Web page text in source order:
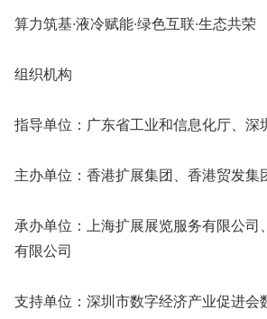
算力筑基·液冷赋能·绿色互联·生态共荣
组织机构
指导单位：广东省工业和信息化厅、深
主办单位：香港扩展集团、香港贸发集
承办单位：上海扩展展览服务有限公司
有限公司
支持单位：深圳市数字经济产业促进会